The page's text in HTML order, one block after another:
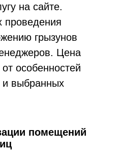
на сайте.
проведения
грызунов
Цена
особенностей
выбранных
помещений